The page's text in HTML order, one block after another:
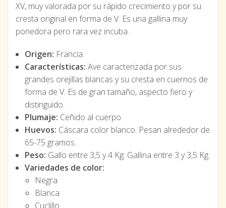
XV, muy valorada por su rápido crecimiento y por su
cresta original en forma de V. Es una gallina muy
ponedora pero rara vez incuba.
Origen: Francia.
Características: Ave caracterizada por sus
grandes orejillas blancas y su cresta en cuernos de
forma de V. Es de gran tamaño, aspecto fiero y
distinguido.
Plumaje: Ceñido al cuerpo.
Huevos: Cáscara color blanco. Pesan alrededor de
65-75 gramos.
Peso: Gallo entre 3,5 y 4 Kg. Gallina entre 3 y 3,5 Kg.
Variedades de color:
Negra
Blanca
Cuclillo